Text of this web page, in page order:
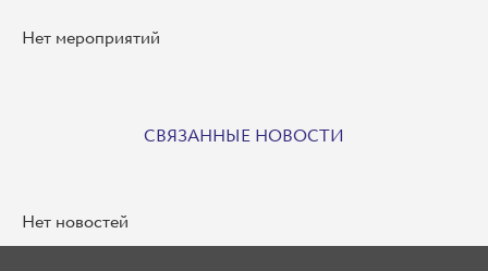
Нет мероприятий
СВЯЗАННЫЕ НОВОСТИ
Нет новостей